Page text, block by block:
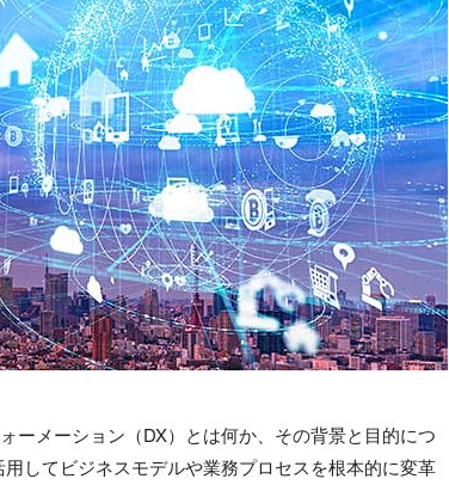
ーメーション（DX）とは何か、その背景と目的につ
してビジネスモデルや業務プロセスを根本的に変革